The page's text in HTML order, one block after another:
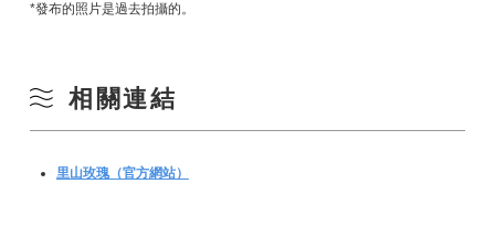
*發布的照片是過去拍攝的。
相關連結
里山玫瑰（官方網站）